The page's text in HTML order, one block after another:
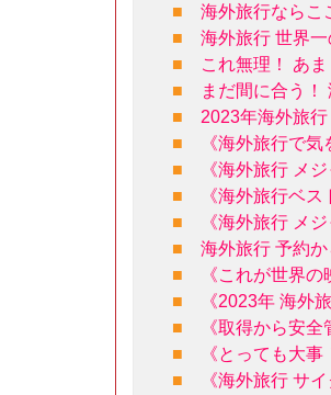
■
海外旅行ならこ
■
海外旅行 世界
■
これ無理！ あ
■
まだ間に合う
■
2023年海外旅
■
《海外旅行で
■
《海外旅行 メ
■
《海外旅行ベ
■
《海外旅行 メ
■
海外旅行 予約
■
《これが世界
■
《2023年 海外
■
《取得から安
■
《とっても大
■
《海外旅行 サ